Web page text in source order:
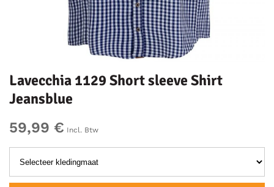
Lavecchia 1129 Short sleeve Shirt
Jeansblue
59,99 € Incl. Btw